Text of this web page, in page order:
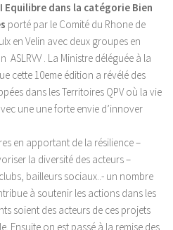
dans la catégorie Bien
porté par le Comité du Rhone de
en Velin avec deux groupes en
. La Ministre déléguée à la
cette 10eme édition a révélé des
dans les Territoires QPV où la vie
une une forte envie d’innover
en apportant de la résilience –
la diversité des acteurs –
bailleurs sociaux..- un nombre
à soutenir les actions dans les
soient des acteurs de ces projets
Ensuite on est passé à la remise des